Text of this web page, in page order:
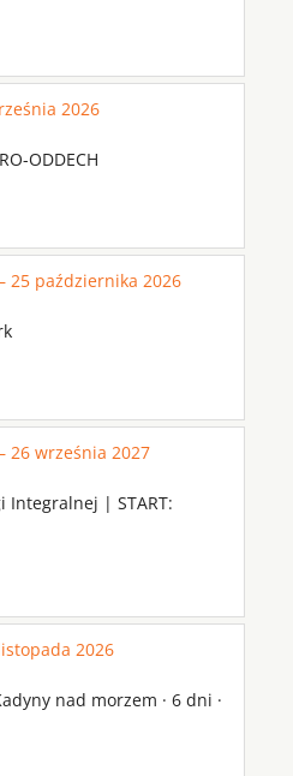
2026
ODDECH
25 października 2026
26 września 2027
Integralnej | START:
2026
nad morzem · 6 dni ·